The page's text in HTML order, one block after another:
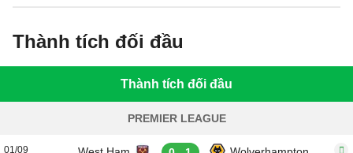
Thành tích đối đầu
Thành tích đối đầu
PREMIER LEAGUE
01/09